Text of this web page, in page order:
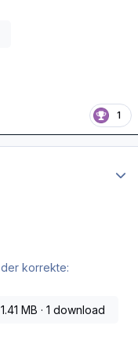
1
korrekte:
1.41 MB · 1 download